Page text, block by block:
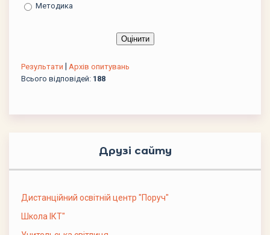
Методика
Результати
Архів опитувань
Всього відповідей: 188
Друзі сайту
Дистанційний освітній центр "Поруч"
Школа ІКТ"